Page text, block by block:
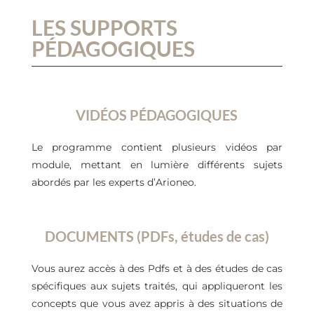
LES SUPPORTS
PÉDAGOGIQUES
VIDÉOS PÉDAGOGIQUES
Le programme contient plusieurs vidéos par
module, mettant en lumière différents sujets
abordés par les experts d’Arioneo.
DOCUMENTS (PDFs, études de cas)
Vous aurez accès à des Pdfs et à des études de cas
spécifiques aux sujets traités, qui appliqueront les
concepts que vous avez appris à des situations de